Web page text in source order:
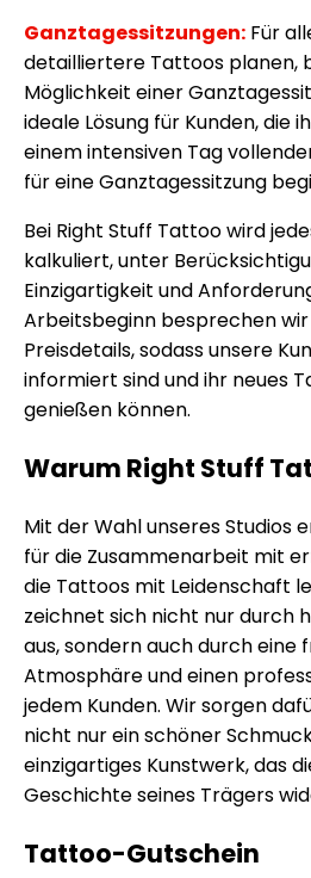
Ganztagessitzungen: Für
detailliertere Tattoos planen,
Möglichkeit einer
ideale Lösung für Kunden, die
einem intensiven Tag
für eine Ganztagessitzung
Bei Right Stuff Tattoo wird
kalkuliert, unter
Einzigartigkeit und
Arbeitsbeginn besprechen
Preisdetails, sodass unsere
informiert sind und ihr neues
genießen können.
Warum Right Stuff
Mit der Wahl unseres Studios
für die Zusammenarbeit mit
die Tattoos mit Leidenschaft
zeichnet sich nicht nur durch
aus, sondern auch durch eine
Atmosphäre und einen
jedem Kunden. Wir sorgen
nicht nur ein schöner
einzigartiges Kunstwerk, das
Geschichte seines Trägers
Tattoo-Gutschein